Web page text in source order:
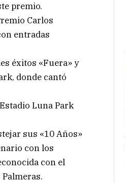
premio.
Carlos
entradas
éxitos «Fuera» y
donde cantó
Luna Park
sus «10 Años»
con los
con el